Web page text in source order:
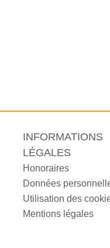
INFORMATIONS
LÉGALES
Honoraires
Données
Utilisation des
Mentions légales